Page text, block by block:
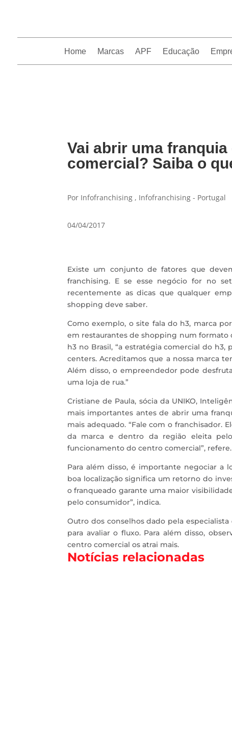
Home Marcas APF Educação
Vai abrir uma
comercial? Saiba o
Por Infofranchising , Infofranchising - Portugal
04/04/2017
Existe um conjunto de fatores que
franchising. E se esse negócio for no
recentemente as dicas que qualquer
shopping deve saber.
Como exemplo, o site fala do h3, marca
em restaurantes de shopping num formato
h3 no Brasil, “a estratégia comercial do
centers. Acreditamos que a nossa marca
Além disso, o empreendedor pode
uma loja de rua.”
Cristiane de Paula, sócia da UNIKO,
mais importantes antes de abrir uma
mais adequado. “Fale com o franchisador.
da marca e dentro da região eleita
funcionamento do centro comercial”, refere.
Para além disso, é importante negociar a
boa localização significa um retorno do
o franqueado garante uma maior
pelo consumidor”, indica.
Outro dos conselhos dado pela
para avaliar o fluxo. Para além disso,
centro comercial os atrai mais.
Notícias relacionadas